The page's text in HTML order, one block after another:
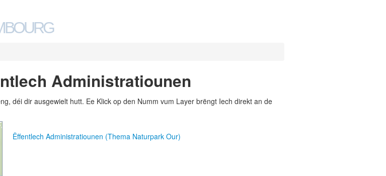
Administratiounen
déi dir ausgewielt hutt. Ee Klick op den Numm vum Layer brëngt Iech direkt an de
Ëffentlech Administratiounen (Thema Naturpark Our)